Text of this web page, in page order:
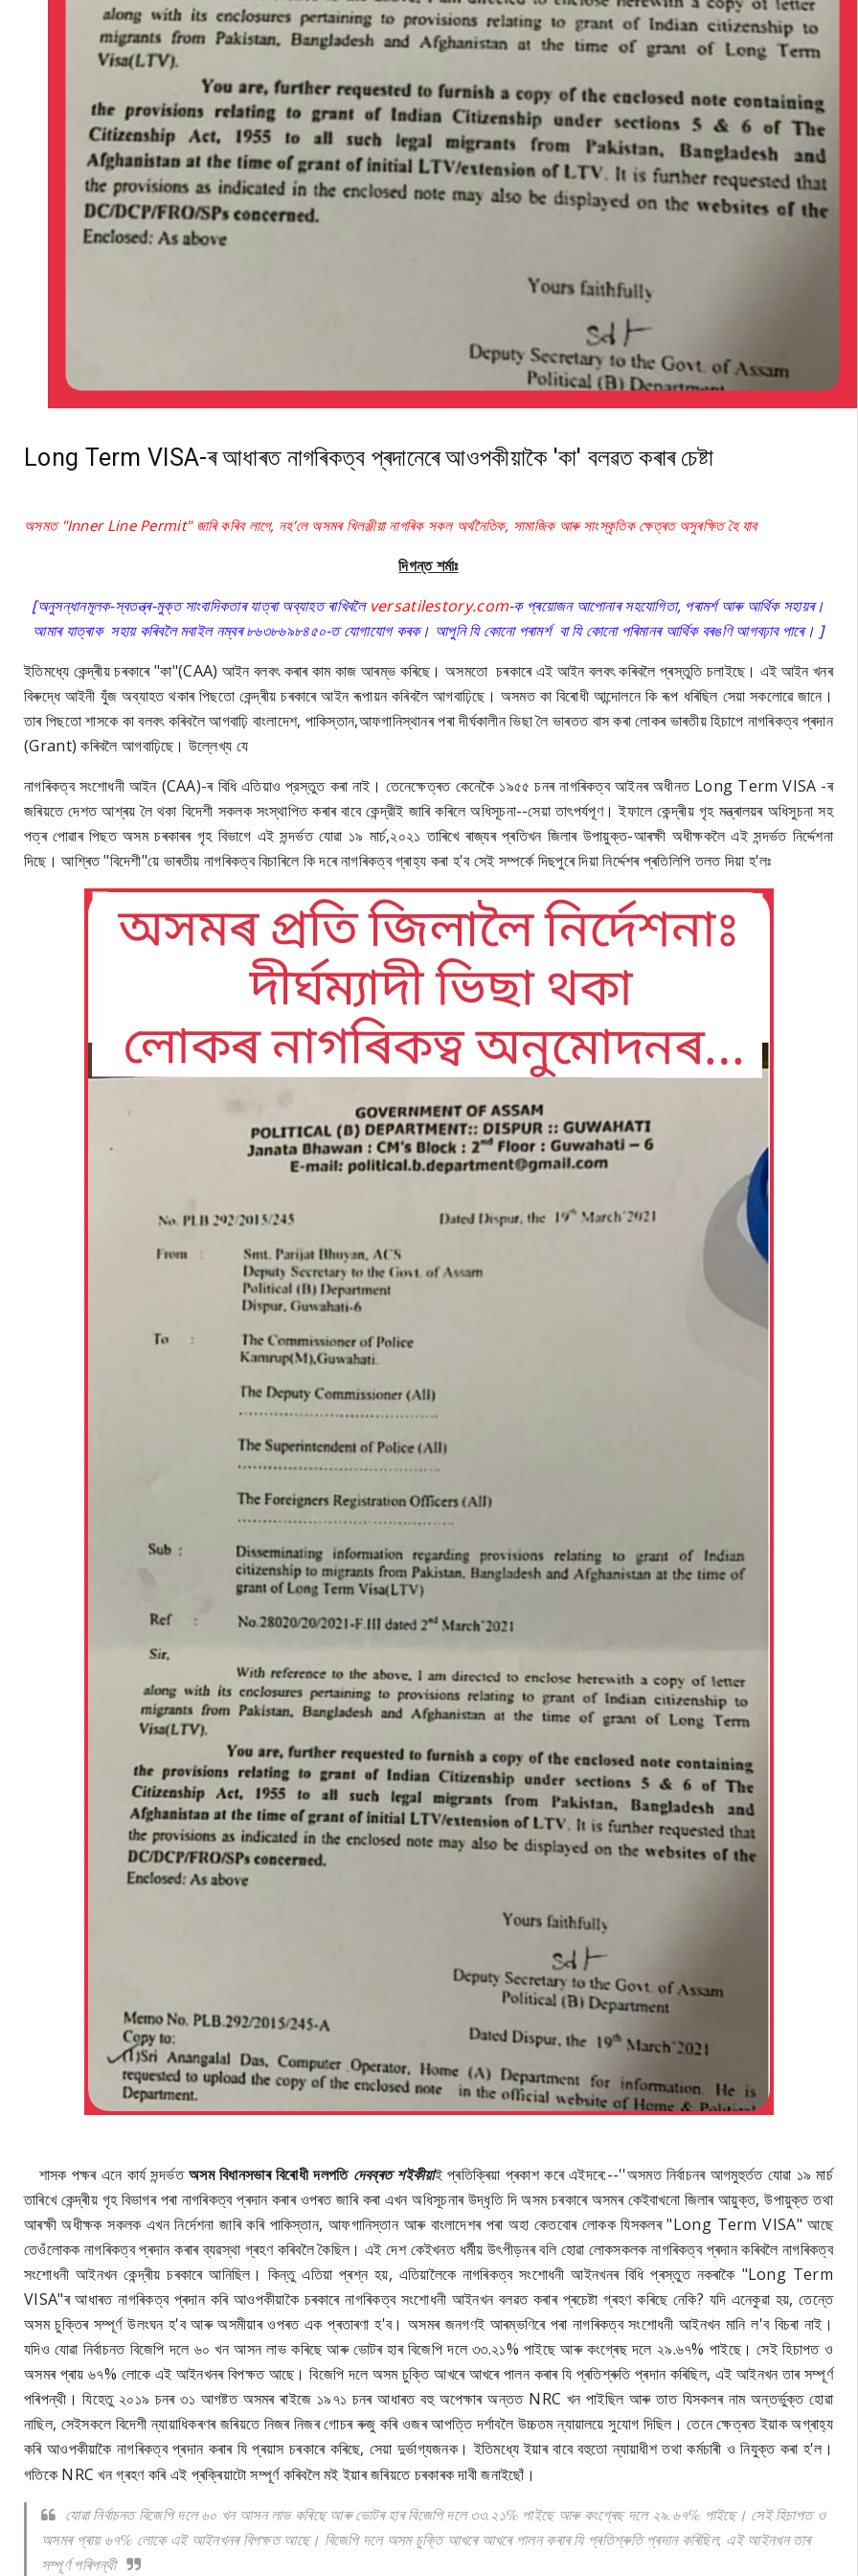
Long Term VISA-ৰ আধাৰত নাগৰিকত্ব প্ৰদানেৰে আওপকীয়াকৈ 'কা' বলৱত কৰাৰ চেষ্টা
অসমত "Inner Line Permit" জাৰি কৰিব লাগে, নহ'লে অসমৰ খিলঞ্জীয়া নাগৰিক সকল অৰ্থনৈতিক, সামাজিক আৰু সাংস্কৃতিক ক্ষেত্ৰত অসুৰক্ষিত হৈ যাব
দিগন্ত শৰ্মাঃ
[অনুসন্ধানমূলক-স্বতন্ত্ৰ-মুক্ত সাংবাদিকতাৰ যাত্ৰা অব্যাহত ৰাখিবলৈversatilestory.com-ক প্ৰয়োজন আপোনাৰ সহযোগিতা, পৰামৰ্শ আৰু আৰ্থিক সহায়ৰ।
আমাৰ যাত্ৰাক সহায় কৰিবলৈ মবাইল নম্বৰ ৮৬৩৮৬৯৮৪৫০-ত যোগাযোগ কৰক। আপুনিযি কোনোপৰামৰ্শ বা যি কোনো পৰিমানৰ আৰ্থিক বৰঙণি আগবঢ়াব পাৰে। ]
ইতিমধ্যে কেন্দ্ৰীয় চৰকাৰে "কা"(CAA) আইন বলবৎ কৰাৰ কাম কাজ আৰম্ভ কৰিছে। অসমতো চৰকাৰে এই আইন বলবৎ কৰিবলৈ প্ৰস্তুতি চলাইছে। এই আইন খনৰ
বিৰুদ্ধে আইনী যুঁজ অব্যাহত থকাৰ পিছতো কেন্দ্ৰীয় চৰকাৰে আইন ৰূপায়ন কৰিবলৈ আগবাঢ়িছে। অসমত কা বিৰোধী আন্দোলনে কি ৰূপ ধৰিছিল সেয়া সকলোৱে জানে।
তাৰ পিছতো শাসকে কা বলবৎ কৰিবলৈ আগবাঢ়ি বাংলাদেশ, পাকিস্তান,আফগানিস্থানৰ পৰা দীৰ্ঘকালীন ভিছা লৈ ভাৰতত বাস কৰা লোকৰ ভাৰতীয় হিচাপে নাগৰিকত্ব প্ৰদান
(Grant) কৰিবলৈ আগবাঢ়িছে। উল্লেখ্য যে
নাগৰিকত্ব সংশোধনী আইন (CAA)-ৰ বিধি এতিয়াও প্রস্তুত কৰা নাই। তেনেক্ষেত্ৰত কেনেকৈ ১৯৫৫ চনৰ নাগৰিকত্ব আইনৰ অধীনত Long Term VISA -ৰ
জৰিয়তে দেশত আশ্ৰয় লৈ থকা বিদেশী সকলক সংস্থাপিত কৰাৰ বাবে কেন্দ্রীই জাৰি কৰিলে অধিসূচনা--সেয়া তাৎপৰ্যপূণ। ইফালে কেন্দ্ৰীয় গৃহ মন্ত্ৰালয়ৰ অধিসুচনা সহ
পত্ৰ পোৱাৰ পিছত অসম চৰকাৰৰ গৃহ বিভাগে এই সন্দৰ্ভত যোৱা ১৯ মাৰ্চ,২০২১ তাৰিখে ৰাজ্যৰ প্ৰতিখন জিলাৰ উপায়ুক্ত-আৰক্ষী অধীক্ষকলৈ এই সন্দৰ্ভত নিৰ্দ্দেশনা
দিছে। আশ্ৰিত "বিদেশী"য়ে ভাৰতীয় নাগৰিকত্ব বিচাৰিলে কি দৰে নাগৰিকত্ব গ্ৰাহ্য কৰা হ'ব সেই সম্পৰ্কে দিছপুৰে দিয়া নিৰ্দ্দেশৰ প্ৰতিলিপি তলত দিয়া হ'লঃ
শাসক পক্ষৰ এনে কাৰ্য সন্দৰ্ভতঅসম বিধানসভাৰ বিৰোধী দলপতি দেবব্ৰত শইকীয়াই প্ৰতিক্ৰিয়া প্ৰকাশ কৰে এইদৰে:--''অসমত নিৰ্বাচনৰ আগমুহুৰ্তত যোৱা ১৯ মাৰ্চ
তাৰিখে কেন্দ্ৰীয় গৃহ বিভাগৰ পৰা নাগৰিকত্ব প্ৰদান কৰাৰ ওপৰত জাৰি কৰা এখন অধিসূচনাৰ উদ্ধৃতি দি অসম চৰকাৰে অসমৰ কেইবাখনো জিলাৰ আয়ুক্ত, উপায়ুক্ত তথা
আৰক্ষী অধীক্ষক সকলক এখন নিৰ্দেশনা জাৰি কৰি পাকিস্তান, আফগানিস্তান আৰু বাংলাদেশৰ পৰা অহা কেতবোৰ লোকক যিসকলৰ "Long Term VISA" আছে
তেওঁলোকক নাগৰিকত্ব প্ৰদান কৰাৰ ব্যৱস্থা গ্ৰহণ কৰিবলৈ কৈছিল। এই দেশ কেইখনত ধৰ্মীয় উৎপীড়নৰ বলি হোৱা লোকসকলক নাগৰিকত্ব প্ৰদান কৰিবলৈ নাগৰিকত্ব
সংশোধনী আইনখন কেন্দ্ৰীয় চৰকাৰে আনিছিল। কিন্তু এতিয়া প্ৰশ্ন হয়, এতিয়ালৈকে নাগৰিকত্ব সংশোধনী আইনখনৰ বিধি প্ৰস্তুত নকৰাকৈ "Long Term
VISA"ৰ আধাৰত নাগৰিকত্ব প্ৰদান কৰি আওপকীয়াকৈ চৰকাৰে নাগৰিকত্ব সংশোধনী আইনখন বলৱত কৰাৰ প্ৰচেষ্টা গ্ৰহণ কৰিছে নেকি? যদি এনেকুৱা হয়, তেন্তে
অসম চুক্তিৰ সম্পূৰ্ণ উলংঘন হ'ব আৰু অসমীয়াৰ ওপৰত এক প্ৰতাৰণা হ'ব। অসমৰ জনগণই আৰম্ভণিৰে পৰা নাগৰিকত্ব সংশোধনী আইনখন মানি ল'ব বিচৰা নাই।
যদিও যোৱা নিৰ্বাচনত বিজেপি দলে ৬০ খন আসন লাভ কৰিছে আৰু ভোটৰ হাৰ বিজেপি দলে ৩৩.২১% পাইছে আৰু কংগ্ৰেছ দলে ২৯.৬৭% পাইছে। সেই হিচাপত ও
অসমৰ প্ৰায় ৬৭% লোকে এই আইনখনৰ বিপক্ষত আছে। বিজেপি দলে অসম চুক্তি আখৰে আখৰে পালন কৰাৰ যি প্ৰতিশ্ৰুতি প্ৰদান কৰিছিল, এই আইনখন তাৰ সম্পূৰ্ণ
পৰিপন্থী। যিহেতু ২০১৯ চনৰ ৩১ আগষ্টত অসমৰ ৰাইজে ১৯৭১ চনৰ আধাৰত বহু অপেক্ষাৰ অন্তত NRC খন পাইছিল আৰু তাত যিসকলৰ নাম অন্তৰ্ভুক্ত হোৱা
নাছিল, সেইসকলে বিদেশী ন্যায়াধিকৰণৰ জৰিয়তে নিজৰ নিজৰ গোচৰ ৰুজু কৰি ওজৰ আপত্তি দৰ্শাবলৈ উচ্চতম ন্যায়ালয়ে সুযোগ দিছিল। তেনে ক্ষেত্ৰত ইয়াক অগ্ৰাহ্য
কৰি আওপকীয়াকৈ নাগৰিকত্ব প্ৰদান কৰাৰ যি প্ৰয়াস চৰকাৰে কৰিছে, সেয়া দুৰ্ভাগ্যজনক। ইতিমধ্যে ইয়াৰ বাবে বহুতো ন্যায়াধীশ তথা কৰ্মচাৰী ও নিযুক্ত কৰা হ'ল।
গতিকে NRC খন গ্ৰহণ কৰি এই প্ৰক্ৰিয়াটো সম্পূৰ্ণ কৰিবলৈ মই ইয়াৰ জৰিয়তে চৰকাৰক দাবী জনাইছোঁ।
যোৱা নিৰ্বাচনত বিজেপি দলে ৬০ খন আসন লাভ কৰিছে আৰু ভোটৰ হাৰ বিজেপি দলে ৩৩.২১% পাইছে আৰু কংগ্ৰেছ দলে ২৯.৬৭% পাইছে। সেই হিচাপত ও
অসমৰ প্ৰায় ৬৭% লোকে এই আইনখনৰ বিপক্ষত আছে। বিজেপি দলে অসম চুক্তি আখৰে আখৰে পালন কৰাৰ যি প্ৰতিশ্ৰুতি প্ৰদান কৰিছিল, এই আইনখন তাৰ
সম্পূৰ্ণ পৰিপন্থী